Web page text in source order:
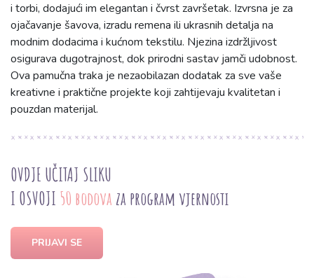
i torbi, dodajući im elegantan i čvrst završetak. Izvrsna je za
ojačavanje šavova, izradu remena ili ukrasnih detalja na
modnim dodacima i kućnom tekstilu. Njezina izdržljivost
osigurava dugotrajnost, dok prirodni sastav jamči udobnost.
Ova pamučna traka je nezaobilazan dodatak za sve vaše
kreativne i praktične projekte koji zahtijevaju kvalitetan i
pouzdan materijal.
OVDJE UČITAJ SLIKU
I OSVOJI 50 bodova za program vjernosti
PRIJAVI SE